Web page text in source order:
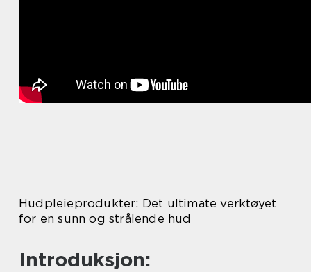
Hudpleieprodukter: Det ultimate verktøyet
for en sunn og strålende hud
Introduksjon: